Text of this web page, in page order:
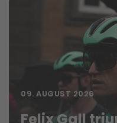
09. AUGUST 2026
Felix Gall